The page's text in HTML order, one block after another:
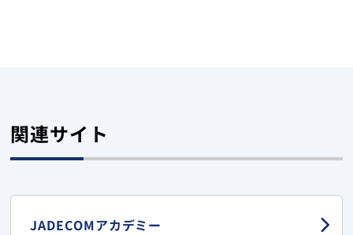
関連サイト
JADECOMアカデミー